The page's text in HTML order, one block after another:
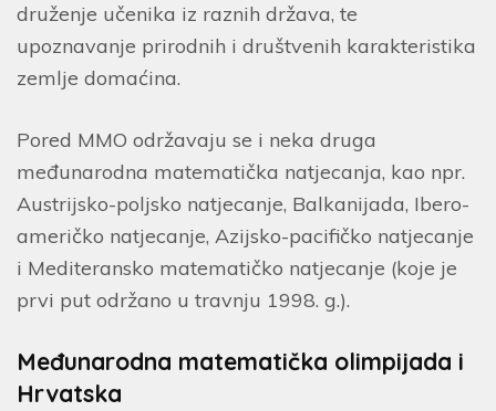
druženje učenika iz raznih država, te
upoznavanje prirodnih i društvenih karakteristika
zemlje domaćina.
Pored MMO održavaju se i neka druga
međunarodna matematička natjecanja, kao npr.
Austrijsko-poljsko natjecanje, Balkanijada, Ibero-
američko natjecanje, Azijsko-pacifičko natjecanje
i Mediteransko matematičko natjecanje (koje je
prvi put održano u travnju 1998. g.).
Međunarodna matematička olimpijada i
Hrvatska